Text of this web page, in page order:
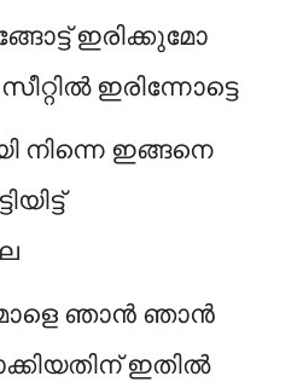
ഇരിക്കുമോ
ഇരിന്നോട്ടെ
നിന്നെ ഇങ്ങനെ
ഞാൻ ഞാൻ
ഇതിൽ